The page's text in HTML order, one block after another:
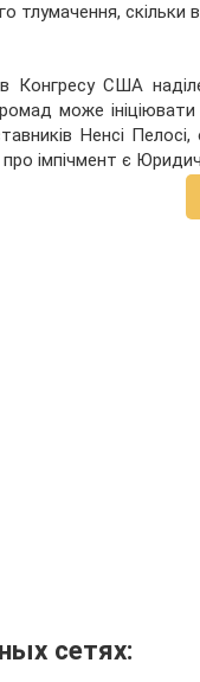
тлумачення, скільки
Конгресу США
може
Ненсі
імпічмент є
сетях: